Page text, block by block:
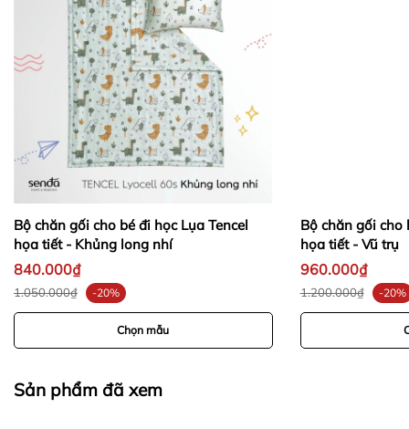
Nhiệt độ nước
<30℃
Chế độ sấy
Không nhiệt Nhiệt độ thấp
-
y
-
-
-
-
Bộ chăn gối cho bé đi học Lụa Tencel
họa tiết - Khủng long nhí
840.000₫
1.050.000₫ -20%
Chọn mẫu
Bộ chăn gối cho
họa tiết - Vũ trụ
960.000₫
1.200.000₫ -20%
Sản phẩm đã xem